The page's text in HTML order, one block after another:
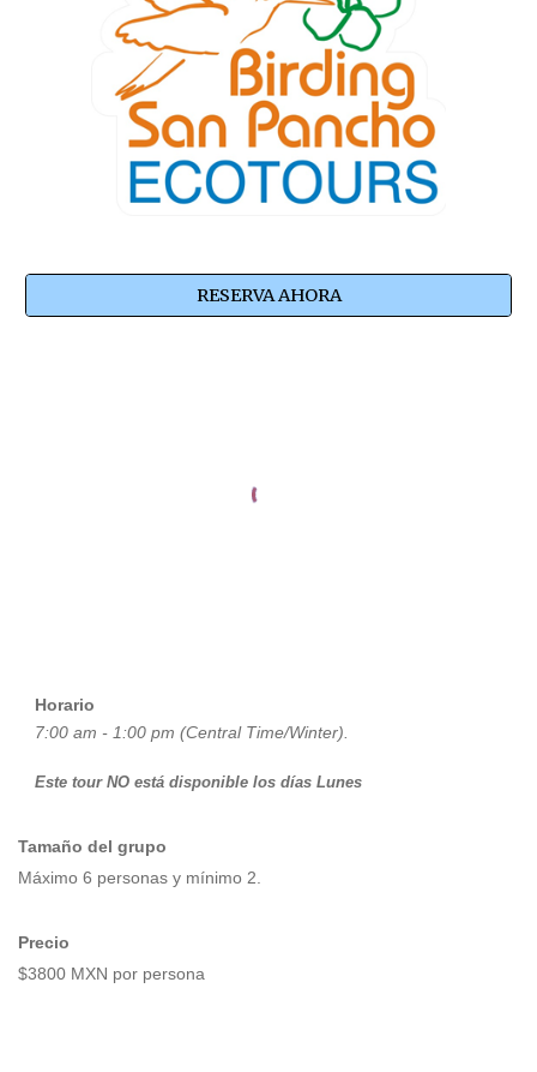
RESERVA AHORA
Horario
7:00 am - 1:00 pm (Central Time/Winter).
Este tour NO está disponible los días Lunes
Tamaño del grupo
Máximo 6 personas y mínimo 2.
Precio
$3800 MXN por persona